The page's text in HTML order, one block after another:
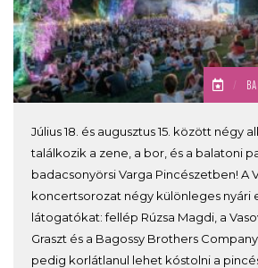
/
Július 18. és augusztus 15. között négy
találkozik a zene, a bor, és a balatoni
badacsonyörsi Varga Pincészetben! A
koncertsorozat négy különleges nyári
látogatókat: fellép Rúzsa Magdi, a
Graszt és a Bagossy Brothers
pedig korlátlanul lehet kóstolni a